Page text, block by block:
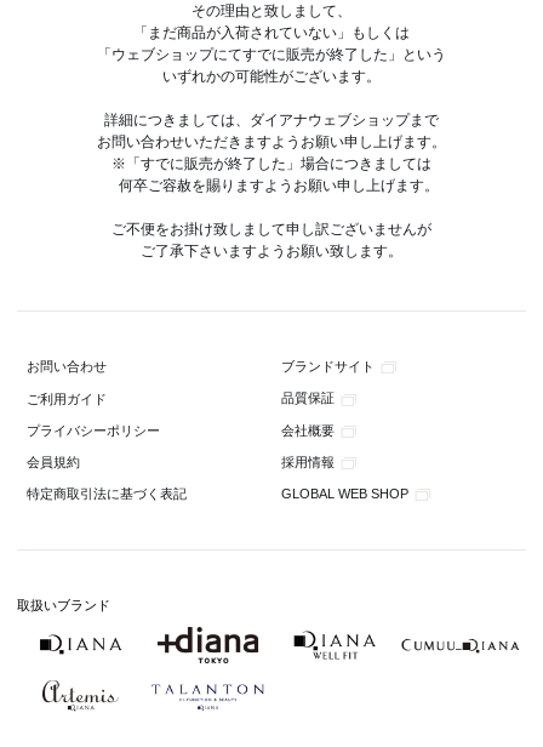
その理由と致しまして、
「まだ商品が入荷されていない」もしくは
「ウェブショップにてすでに販売が終了した」という
いずれかの可能性がございます。
詳細につきましては、ダイアナウェブショップまで
お問い合わせいただきますようお願い申し上げます。
※「すでに販売が終了した」場合につきましては
何卒ご容赦を賜りますようお願い申し上げます。
ご不便をお掛け致しまして申し訳ございませんが
ご了承下さいますようお願い致します。
お問い合わせ ブランドサイト
ご利用ガイド 品質保証
プライバシーポリシー 会社概要
会員規約 採用情報
特定商取引法に基づく表記 GLOBAL WEB SHOP
取扱いブランド